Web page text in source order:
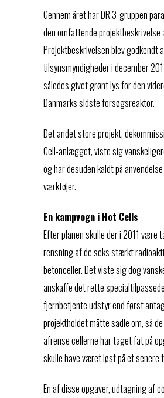
Gennem året har DR 3-gruppen
den omfattende projektbeskrivelse
Projektbeskrivelsen blev godkendt
tilsynsmyndigheder i december
således givet grønt lys for den
Danmarks sidste forsøgsreaktor.
Det andet store projekt,
Cell-anlægget, viste sig
og har desuden kaldt på
værktøjer.
En kampvogn i Hot Cells
Efter planen skulle der i 2011 være
rensning af de seks stærkt
betonceller. Det viste sig dog
anskaffe det rette
fjernbetjente udstyr end først
projektholdet måtte sadle om, så
afrense cellerne har taget fat på
skulle have været løst på et senere
En af disse opgaver, udtagning af